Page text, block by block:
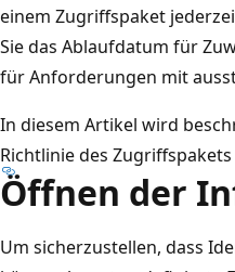
einem Zugriffspaket
Sie das Ablaufdatum für
für Anforderungen mit
In diesem Artikel wird
Richtlinie des
Öffnen der
Um sicherzustellen, dass